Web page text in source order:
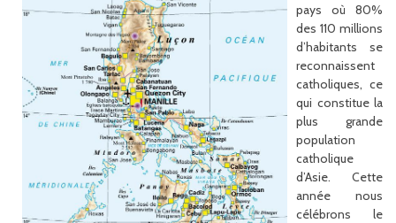
pays où 80%
des 110 millions
d’habitants se
reconnaissent
catholiques, ce
qui constitue la
plus grande
population
catholique
d’Asie. Cette
année nous
célébrons le